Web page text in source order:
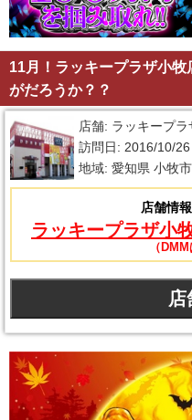
11月！ラッキープラザ小
がだろうか？？
店舗: ラッキープ
訪問日: 2016/10/26
地域: 愛知県 小牧市
店舗情
ラッキープラザ小
（
店